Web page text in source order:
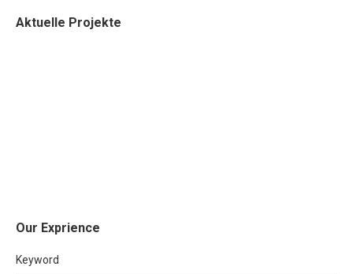
Aktuelle Projekte
Our Exprience
Keyword